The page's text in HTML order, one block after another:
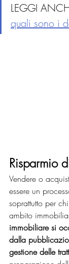
LEGGI
quali sono i
Risparmio
Vendere o
essere un
soprattutto per
ambito
immobiliare si
dalla
gestione delle